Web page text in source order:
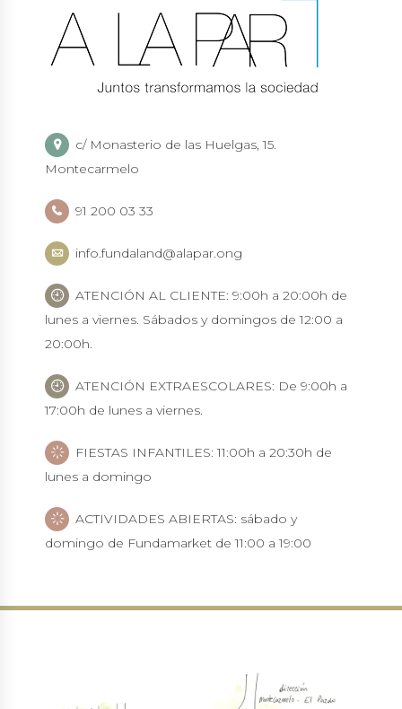
c/ Monasterio de las Huelgas, 15.
Montecarmelo
91 200 03 33
info.fundaland@alapar.ong
ATENCIÓN AL CLIENTE: 9:00h a 20:00h de
lunes a viernes. Sábados y domingos de 12:00 a
20:00h.
ATENCIÓN EXTRAESCOLARES: De 9:00h a
17:00h de lunes a viernes.
FIESTAS INFANTILES: 11:00h a 20:30h de
lunes a domingo
ACTIVIDADES ABIERTAS: sábado y
domingo de Fundamarket de 11:00 a 19:00